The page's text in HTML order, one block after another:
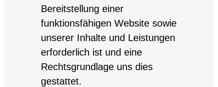
Bereitstellung einer
funktionsfähigen Website sowie
unserer Inhalte und Leistungen
erforderlich ist und eine
Rechtsgrundlage uns dies
gestattet.